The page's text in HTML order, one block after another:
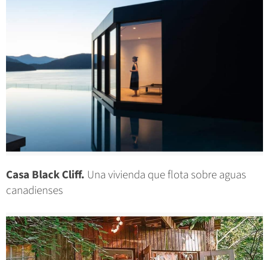
Casa Black Cliff. Una vivienda que flota sobre aguas
canadienses